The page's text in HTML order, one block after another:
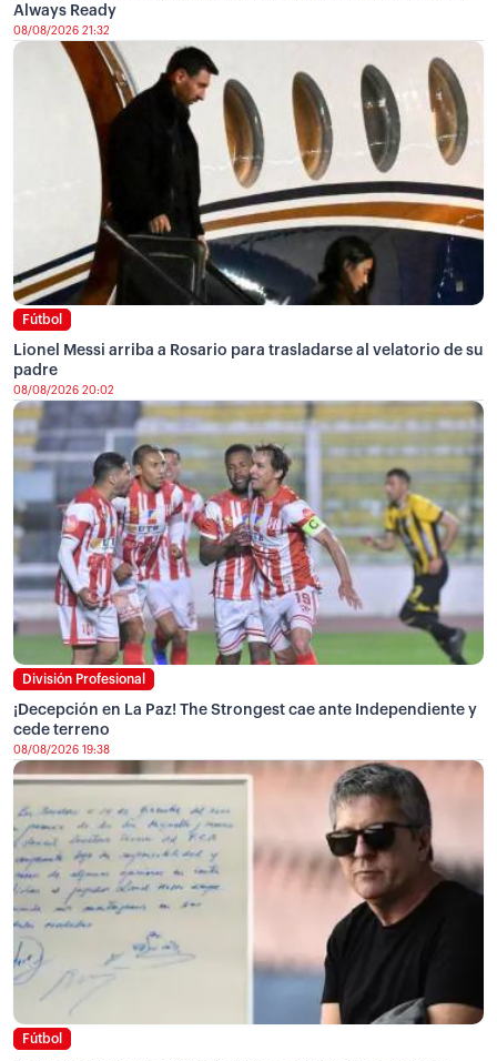
Always Ready
08/08/2026 21:32
Fútbol
Lionel Messi arriba a Rosario para trasladarse al velatorio de su
padre
08/08/2026 20:02
División Profesional
¡Decepción en La Paz! The Strongest cae ante Independiente y
cede terreno
08/08/2026 19:38
Fútbol